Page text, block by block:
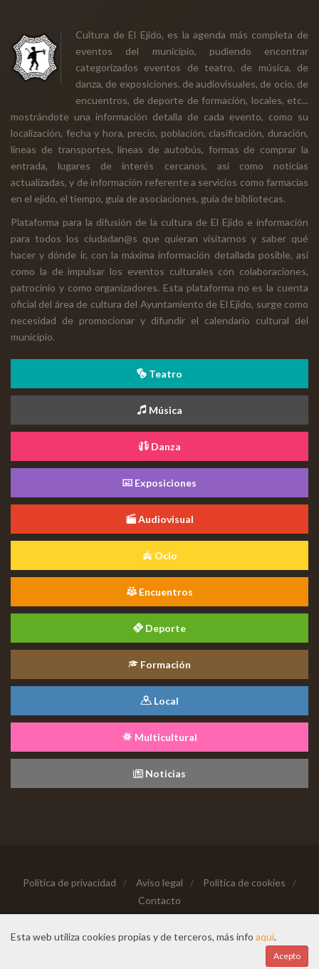
Cultura de El Ejido, es la agenda más completa de
eventos del municipio, pudiendo encontrar
categorizados eventos de teatro, de música, de
danza, de exposiciones, de audiovisuales, de ocio, de
encuentros, de deporte de formación, locales, etc...
mostrándote una información detalla de cada evento, como su
localización, fecha y hora, precio, población, clasificación, duración,
líneas de transportes, líneas de autobús, formas de comprar la
entrada, lugares de interés cercanos, así como noticias
actualizadas, y de información referente a servicios como farmacias
en el ejido, el tiempo, guía de asociaciones, guía de bibliotecas.
Plataforma para la difusión de la cultura de El Ejido e información
para todos los ciudadan@s que quieran visitarnos y saber qué
hacer y dónde ir, con la máxima información detallada posible, así
como la de impulsar los eventos culturales con colaboraciones,
patrocinio y como organizadores. Esta plataforma no es la cuenta
oficial del área de cultura del Ayuntamiento de El Ejido, surge como
necesidad de promocionar y difundir el calendario cultural del
municipio.
Teatro
Música
Danza
Exposiciones
Audiovisual
Ocio
Encuentros
Deporte
Formación
Local
Multicultural
Noticias
Política de privacidad / Aviso legal / Política de cookies
/
Contacto
Hecho con cariño desde
Esta web utiliza cookies propias y de terceros, más info aquí.
Acepto